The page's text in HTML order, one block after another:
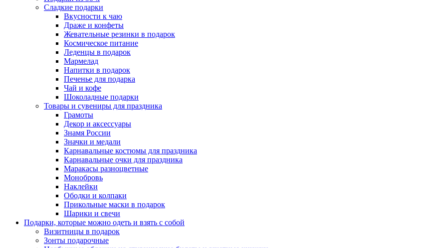
Сладкие подарки
Вкусности к чаю
Драже и конфеты
Жевательные резинки в подарок
Космическое питание
Леденцы в подарок
Мармелад
Напитки в подарок
Печенье для подарка
Чай и кофе
Шоколадные подарки
Товары и сувениры для праздника
Грамоты
Декор и аксессуары
Знамя России
Значки и медали
Карнавальные костюмы для праздника
Карнавальные очки для праздника
Маракасы разноцветные
Монобровь
Наклейки
Ободки и колпаки
Прикольные маски в подарок
Шарики и свечи
Подарки, которые можно одеть и взять с собой
Визитницы в подарок
Зонты подарочные